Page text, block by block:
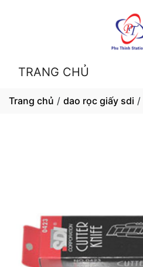
TRANG CHỦ
Trang chủ / dao rọc giấy sdi /